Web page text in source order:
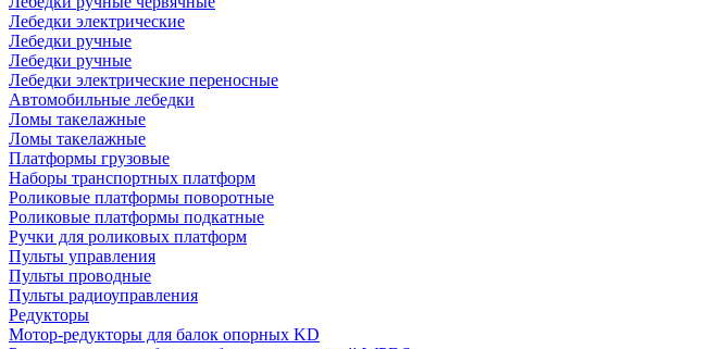
Лебедки электрические
Лебедки ручные
Лебедки ручные
Лебедки электрические переносные
Автомобильные лебедки
Ломы такелажные
Ломы такелажные
Платформы грузовые
Наборы транспортных платформ
Роликовые платформы поворотные
Роликовые платформы подкатные
Ручки для роликовых платформ
Пульты управления
Пульты проводные
Пульты радиоуправления
Редукторы
Мотор-редукторы для балок опорных KD